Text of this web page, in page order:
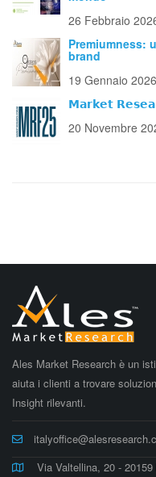
26 Febbraio
Premiumness:
brand
19 Gennaio 2026
𝗠𝗮𝗿𝗸𝗲𝘁
20 Novembre
Ales Market Research è un
aiuta i clienti a trovare
Insight rilevanti.
Via Valtellina, 20 -